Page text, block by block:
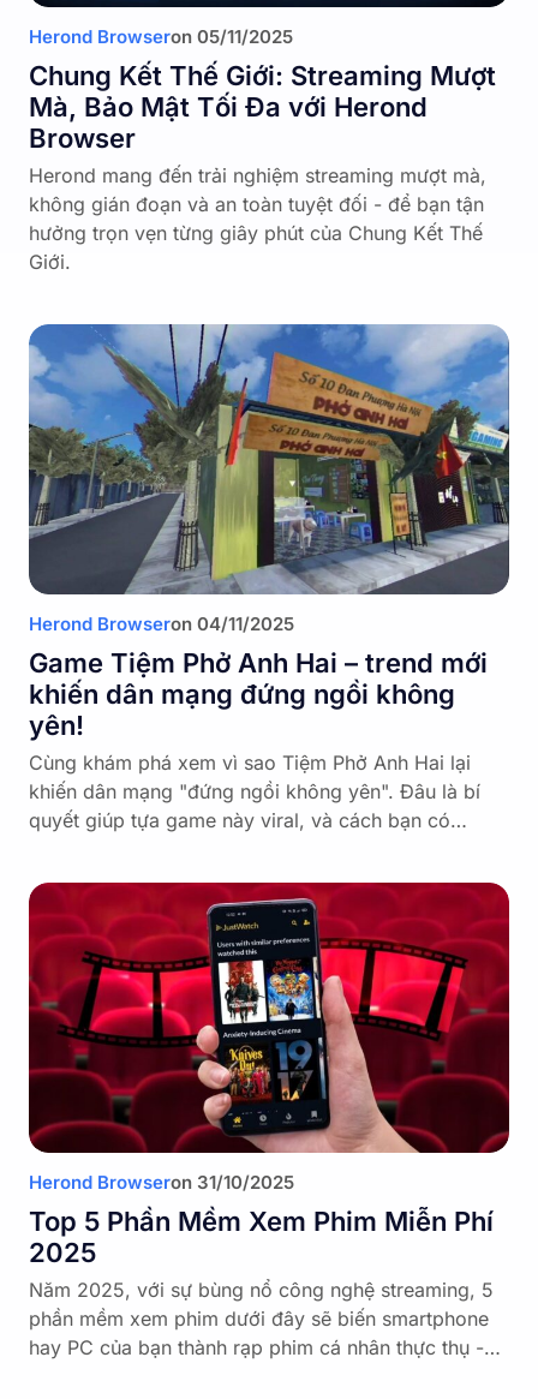
Herond Browseron 05/11/2025
Chung Kết Thế Giới: Streaming Mượt
Mà, Bảo Mật Tối Đa với Herond
Browser
Herond mang đến trải nghiệm streaming mượt mà,
không gián đoạn và an toàn tuyệt đối - để bạn tận
hưởng trọn vẹn từng giây phút của Chung Kết Thế
Giới.
Herond Browseron 04/11/2025
Game Tiệm Phở Anh Hai – trend mới
khiến dân mạng đứng ngồi không
yên!
Cùng khám phá xem vì sao Tiệm Phở Anh Hai lại
khiến dân mạng "đứng ngồi không yên". Đâu là bí
quyết giúp tựa game này viral, và cách bạn có…
Herond Browseron 31/10/2025
Top 5 Phần Mềm Xem Phim Miễn Phí
2025
Năm 2025, với sự bùng nổ công nghệ streaming, 5
phần mềm xem phim dưới đây sẽ biến smartphone
hay PC của bạn thành rạp phim cá nhân thực thụ -…